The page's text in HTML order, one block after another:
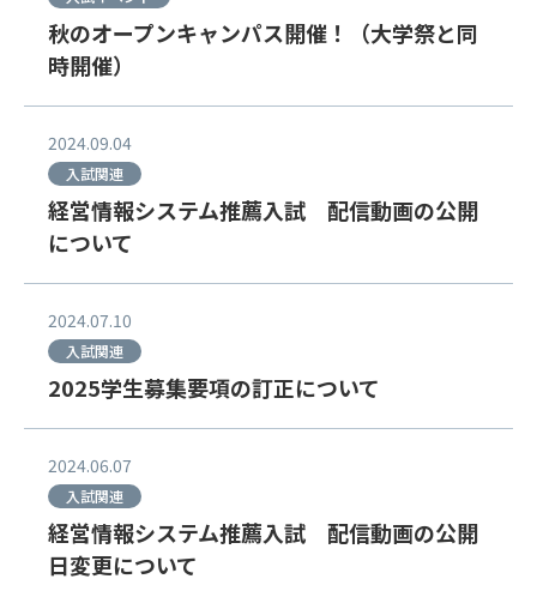
秋のオープンキャンパス開催！（大学祭と同
時開催）
2024.09.04
入試関連
経営情報システム推薦入試 配信動画の公開
について
2024.07.10
入試関連
2025学生募集要項の訂正について
2024.06.07
入試関連
経営情報システム推薦入試 配信動画の公開
日変更について